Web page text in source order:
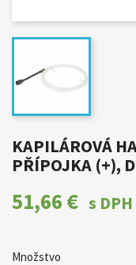
KAPILÁROVÁ
PŘÍPOJKA (+),
51,66 € s DPH
Množstvo